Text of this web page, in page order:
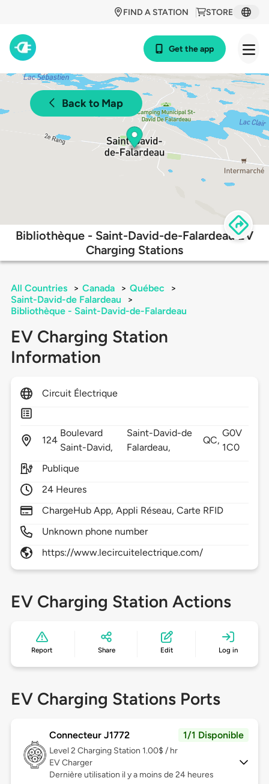
STORE
FIND A STATION
Get the app
Back to Map
Bibliothèque - Saint-David-de-Falardeau EV
Charging Stations
All Countries > Canada > Québec
>
Saint-David-de Falardeau
>
Bibliothèque - Saint-David-de-Falardeau
EV Charging Station
Information
Circuit Électrique
124
Boulevard
Saint-David,
Saint-David-de
Falardeau,
QC,
G0V
1C0
Publique
24 Heures
ChargeHub App, Appli Réseau, Carte RFID
Unknown phone number
https://www.lecircuitelectrique.com/
EV Charging Station Actions
Report Share Edit Log in
EV Charging Stations Ports
Connecteur J1772 1/1 Disponible
Level 2 Charging Station 1.00$ / hr
EV Charger
Dernière utilisation il y a moins de 24 heures